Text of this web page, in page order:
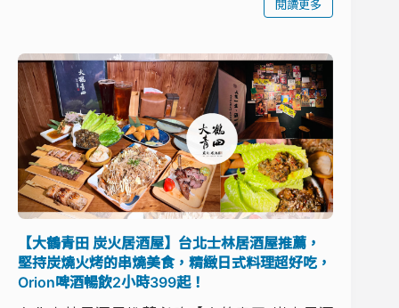
閱讀更多
【大鶴青田 炭火居酒屋】台北士林居酒屋推薦，
堅持炭燒火烤的串燒美食，精緻日式料理超好吃，
Orion啤酒暢飲2小時399起！